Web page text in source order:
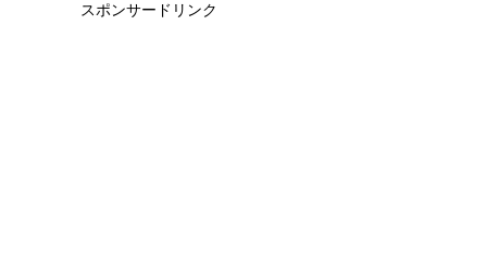
スポンサードリンク